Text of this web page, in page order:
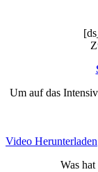
Um auf das
Video Herunterladen
Was